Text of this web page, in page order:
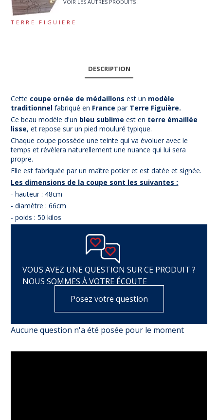
VOIR LES AUTRES PRODUITS :
TERRE FIGUIERE
DESCRIPTION
Cette coupe ornée de médaillons est un modèle
traditionnel fabriqué en France par Terre Figuière.
Ce beau modèle d'un bleu sublime est en terre émaillée
lisse, et repose sur un pied mouluré typique.
Chaque coupe possède une teinte qui va évoluer avec le
temps et révèlera naturellement une nuance qui lui sera
propre.
Elle est fabriquée par un maître potier et est datée et signée.
Les dimensions de la coupe sont les suivantes :
- hauteur : 48cm
- diamètre : 66cm
- poids : 50 kilos
VOUS AVEZ UNE QUESTION SUR CE PRODUIT ?
NOUS SOMMES À VOTRE ÉCOUTE
Posez votre question
Aucune question n'a été posée pour le moment